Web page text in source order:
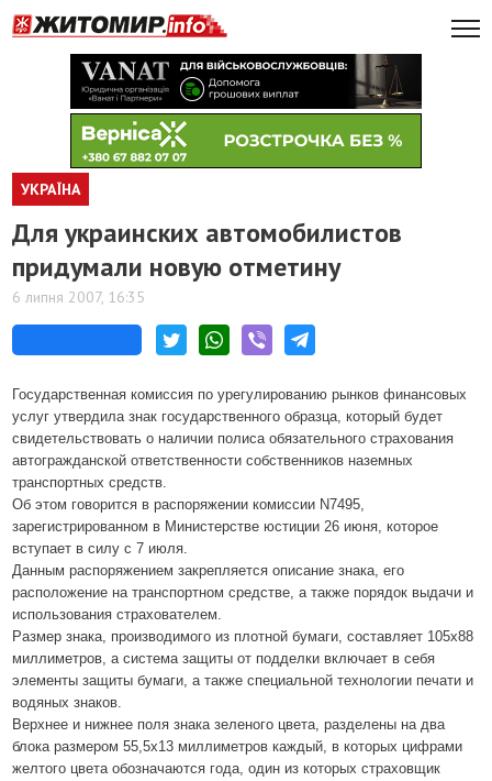
УКРАЇНА
Для украинских автомобилистов
придумали новую отметину
6 липня 2007, 16:35
Государственная комиссия по урегулированию рынков финансовых
услуг утвердила знак государственного образца, который будет
свидетельствовать о наличии полиса обязательного страхования
автогражданской ответственности собственников наземных
транспортных средств.
Об этом говорится в распоряжении комиссии N7495,
зарегистрированном в Министерстве юстиции 26 июня, которое
вступает в силу с 7 июля.
Данным распоряжением закрепляется описание знака, его
расположение на транспортном средстве, а также порядок выдачи и
использования страхователем.
Размер знака, производимого из плотной бумаги, составляет 105х88
миллиметров, а система защиты от подделки включает в себя
элементы защиты бумаги, а также специальной технологии печати и
водяных знаков.
Верхнее и нижнее поля знака зеленого цвета, разделены на два
блока размером 55,5х13 миллиметров каждый, в которых цифрами
желтого цвета обозначаются года, один из которых страховщик